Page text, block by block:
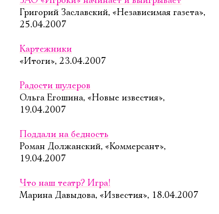
Григорий Заславский, «Независимая газета»,
25.04.2007
Картежники
«Итоги», 23.04.2007
Радости шулеров
Ольга Егошина, «Новые известия»,
19.04.2007
Поддали на бедность
Роман Должанский, «Коммерсант»,
19.04.2007
Что наш театр? Игра!
Марина Давыдова, «Известия», 18.04.2007